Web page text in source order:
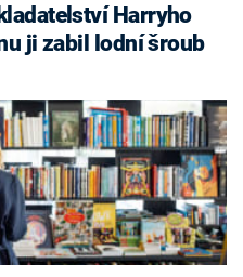
Harryho
ji zabil lodní šroub